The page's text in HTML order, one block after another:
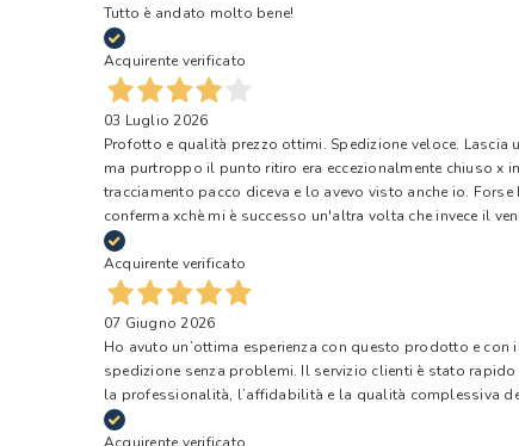
Tutto è andato molto bene!
Acquirente verificato
03 Luglio 2026
Profotto e qualità prezzo ottimi. Spedizione veloce.
ma purtroppo il punto ritiro era eccezionalmente chiuso x
tracciamento pacco diceva e lo avevo visto anche io.
conferma xchè mi è successo un'altra volta che invece il
Acquirente verificato
07 Giugno 2026
Ho avuto un’ottima esperienza con questo prodotto e
spedizione senza problemi. Il servizio clienti è stato
la professionalità, l’affidabilità e la qualità complessiva